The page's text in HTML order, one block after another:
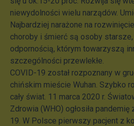
niewydolności wielu narządów.
Najbardziej narażone na
choroby i śmierć są osoby
odpornością, którym towarzyszą
szczególności przewlekłe.
COVID-19 został rozpoznany w
chińskim mieście Wuhan. Szybko
cały świat. 11 marca 2020 r.
Zdrowia (WHO) ogłosiła pandemię
19. W Polsce pierwszy pacjent z